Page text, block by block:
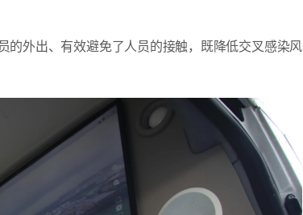
的外出、有效避免了人员的接触，既降低交叉感染风